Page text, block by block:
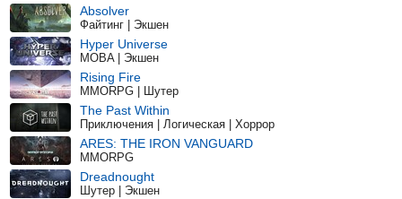
Absolver
Файтинг | Экшен
Hyper Universe
MOBA | Экшен
Rising Fire
MMORPG | Шутер
The Past Within
Приключения | Логическая | Хоррор
ARES: THE IRON VANGUARD
MMORPG
Dreadnought
Шутер | Экшен